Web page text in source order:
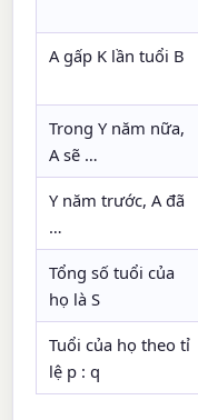
A gấp K lần tuổi B
Trong Y năm nữa,
A sẽ …
Y năm trước, A đã
…
Tổng số tuổi của
họ là S
Tuổi của họ theo tỉ
lệ p : q